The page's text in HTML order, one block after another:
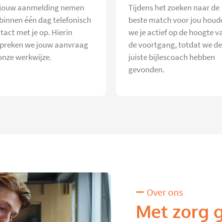
aanmelding nemen
één dag telefonisch
met je op. Hierin
we jouw aanvraag
werkwijze.
Tijdens het zoeken naar de
beste match voor jou
we je actief op de hoogte
de voortgang, totdat we de
juiste bijlescoach hebben
gevonden.
Over ons
Met zorg